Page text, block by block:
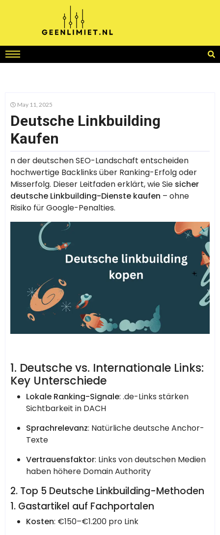
May 11, 2025
Deutsche Linkbuilding
Kaufen
n der deutschen SEO-Landschaft entscheiden
hochwertige Backlinks über Ranking-Erfolg oder
Misserfolg. Dieser Leitfaden erklärt, wie Sie sicher
deutsche Linkbuilding-Dienste kaufen – ohne
Risiko für Google-Penalties.
1. Deutsche vs. Internationale Links:
Key Unterschiede
Lokale Ranking-Signale: .de-Links stärken
Sichtbarkeit in DACH
Sprachrelevanz: Natürliche deutsche Anchor-
Texte
Vertrauensfaktor: Links von deutschen Medien
haben höhere Domain Authority
2. Top 5 Deutsche Linkbuilding-Methoden
1. Gastartikel auf Fachportalen
Kosten: €150–€1.200 pro Link